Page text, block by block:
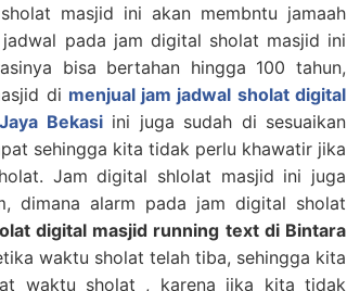
masjid ini akan membntu jamaah
pada jam digital sholat masjid ini
bisa bertahan hingga 100 tahun,
di menjual jam jadwal sholat digital
Bekasiini juga sudah di sesuaikan
sehingga kita tidak perlu khawatir jika
Jam digital shlolat masjid ini juga
dimana alarm pada jam digital sholat
digital masjid running text di Bintara
waktu sholat telah tiba, sehingga kita
waktu sholat , karena jika kita tidak